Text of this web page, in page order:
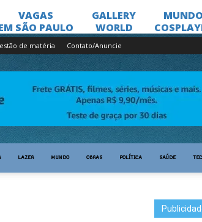
de matéria Contato/Anuncie
LAZER MUNDO OBRAS POLÍTICA SAÚDE